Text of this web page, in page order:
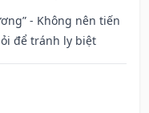
- Không nên tiến
để tránh ly biệt